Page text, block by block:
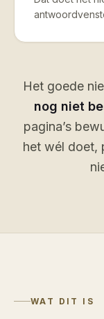
Het goede
nog niet
pagina’s
het wél doet,
WAT DIT IS